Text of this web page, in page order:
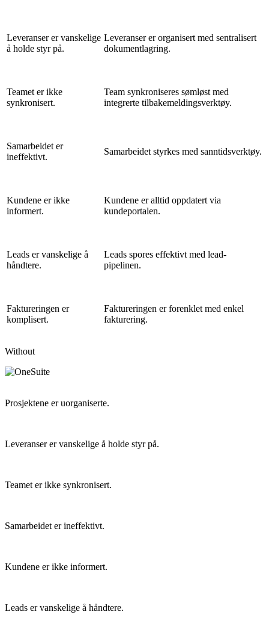
Leveranser er vanskelige
å holde styr på.
Leveranser er organisert med sentralisert
dokumentlagring.
Teamet er ikke
synkronisert.
Team synkroniseres sømløst med
integrerte tilbakemeldingsverktøy.
Samarbeidet er
ineffektivt.
Samarbeidet styrkes med sanntidsverktøy.
Kundene er ikke
informert.
Kundene er alltid oppdatert via
kundeportalen.
Leads er vanskelige å
håndtere.
Leads spores effektivt med lead-
pipelinen.
Faktureringen er
komplisert.
Faktureringen er forenklet med enkel
fakturering.
Without
Prosjektene er uorganiserte.
Leveranser er vanskelige å holde styr på.
Teamet er ikke synkronisert.
Samarbeidet er ineffektivt.
Kundene er ikke informert.
Leads er vanskelige å håndtere.